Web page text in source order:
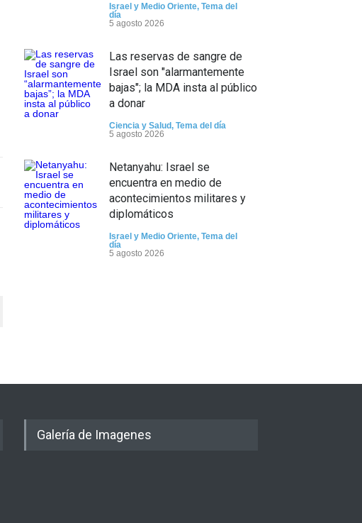
Israel y Medio Oriente, Tema del
día
5 agosto 2026
Las reservas de sangre de
Israel son "alarmantemente
bajas"; la MDA insta al público
a donar
Ciencia y Salud, Tema del día
5 agosto 2026
Netanyahu: Israel se
encuentra en medio de
acontecimientos militares y
diplomáticos
Israel y Medio Oriente, Tema del
día
5 agosto 2026
Galería de Imagenes